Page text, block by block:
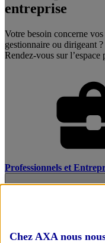
entreprise
Votre besoin concerne
gestionnaire ou dirigeant ?
Rendez-vous sur l’espace
Professionnels et
Chez AXA nous